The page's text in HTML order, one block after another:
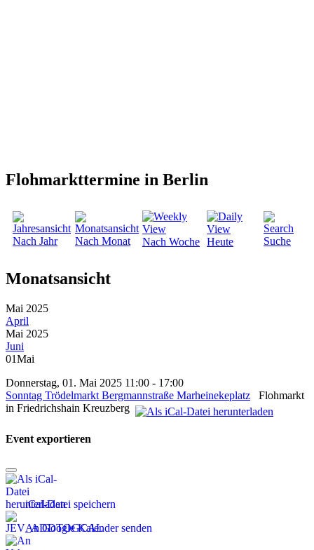
Flohmarkttermine in Berlin
Nach Jahr Nach Monat Nach Woche Heute Suche
Monatsansicht
Mai 2025
April
Mai 2025
Juni
01Mai
Donnerstag, 01. Mai 2025 11:00 - 17:00
Sonntag Trödelmarkt Bergmannstraße Marheinekeplatz Flohmarkt
in Friedrichshain Kreuzberg
Event exportieren
iCal-Datei speichern
An Google Kalender senden